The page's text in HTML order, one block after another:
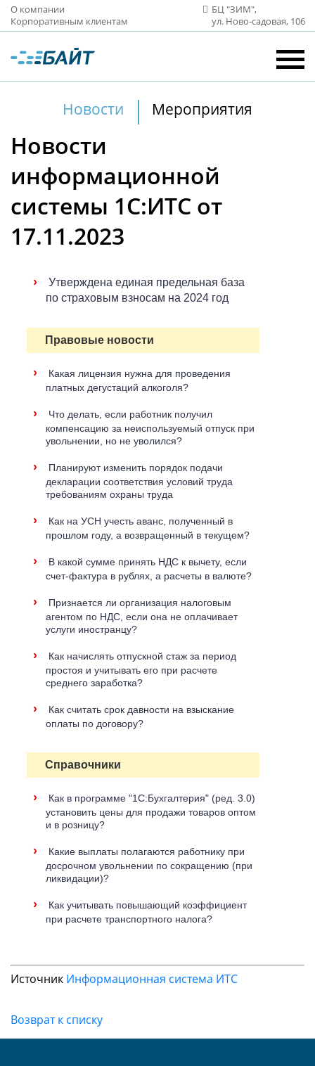
О компании
Корпоративным клиентам
БЦ "ЗИМ",
ул. Ново‑садовая, 106
Новости Мероприятия
Новости
информационной
системы 1С:ИТС от
17.11.2023
›
Утверждена единая предельная база
по страховым взносам на 2024 год
Правовые новости
›
Какая лицензия нужна для проведения
платных дегустаций алкоголя?
›
Что делать, если работник получил
компенсацию за неиспользуемый отпуск при
увольнении, но не уволился?
›
Планируют изменить порядок подачи
декларации соответствия условий труда
требованиям охраны труда
›
Как на УСН учесть аванс, полученный в
прошлом году, а возвращенный в текущем?
›
В какой сумме принять НДС к вычету, если
счет-фактура в рублях, а расчеты в валюте?
›
Признается ли организация налоговым
агентом по НДС, если она не оплачивает
услуги иностранцу?
›
Как начислять отпускной стаж за период
простоя и учитывать его при расчете
среднего заработка?
›
Как считать срок давности на взыскание
оплаты по договору?
Справочники
›
Как в программе "1С:Бухгалтерия" (ред. 3.0)
установить цены для продажи товаров оптом
и в розницу?
›
Какие выплаты полагаются работнику при
досрочном увольнении по сокращению (при
ликвидации)?
›
Как учитывать повышающий коэффициент
при расчете транспортного налога?
Источник Информационная система ИТС
Возврат к списку